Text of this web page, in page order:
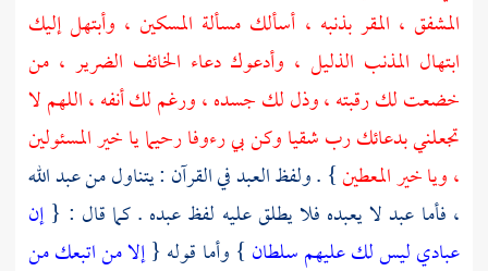
المشفق ، المقر بذنبه ، أسألك مسألة المسكين ، وأبتهل إليك
ابتهال المذنب الذليل ، وأدعوك دعاء الخائف الضرير ، من
خضعت لك رقبته ، وذل لك جسده ، ورغم لك أنفه ، اللهم لا
تجعلني بدعائك رب شقيا وكن بي رءوفا رحيما يا خير المسئولين
، ويا خير المعطين} . ولفظ العبد في القرآن : يتناول من عبد الله
، فأما عبد لا يعبده فلا يطلق عليه لفظ عبده . كما قال : {إن
عبادي ليس لك عليهم سلطان } وأما قوله {إلا من اتبعك من